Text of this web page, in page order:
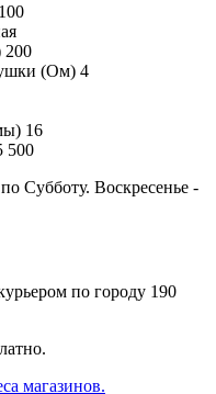
100
200
(Ом) 4
16
500
Субботу. Воскресенье -
по городу 190
магазинов.